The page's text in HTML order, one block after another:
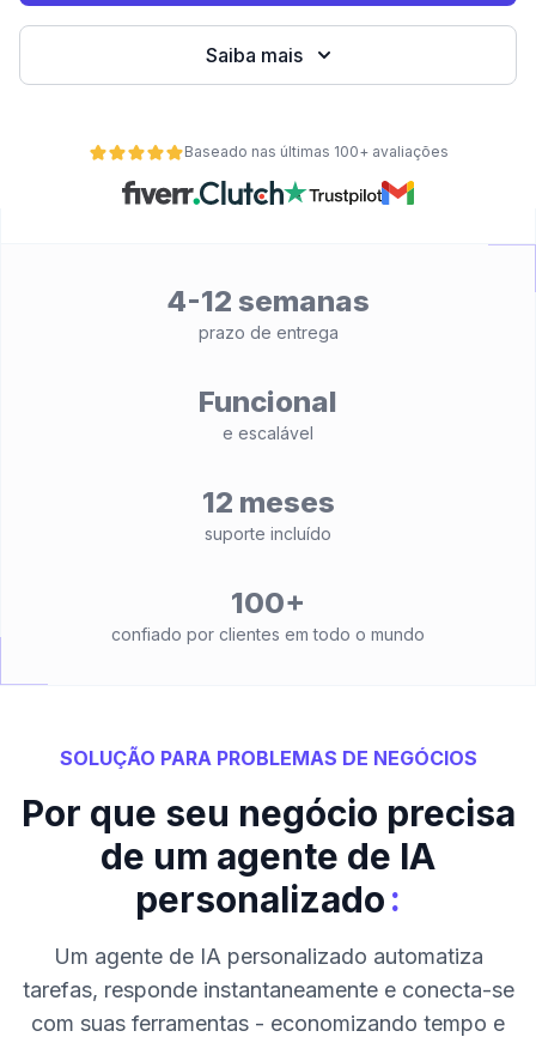
Saiba mais
Baseado nas últimas 100+ avaliações
4-12 semanas
prazo de entrega
Funcional
e escalável
12 meses
suporte incluído
100+
confiado por clientes em todo o mundo
SOLUÇÃO PARA PROBLEMAS DE NEGÓCIOS
Por que seu negócio precisa
de um agente de IA
personalizado:
Um agente de IA personalizado automatiza
tarefas, responde instantaneamente e conecta-se
com suas ferramentas - economizando tempo e